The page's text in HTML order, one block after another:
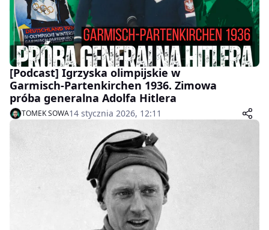
[Podcast] Igrzyska olimpijskie w
Garmisch-Partenkirchen 1936. Zimowa
próba generalna Adolfa Hitlera
TOMEK SOWA14 stycznia 2026, 12:11